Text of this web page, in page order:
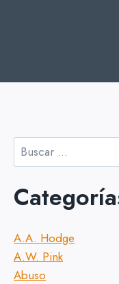
Buscar:
A.A. Hodge
A.W. Pink
Abuso